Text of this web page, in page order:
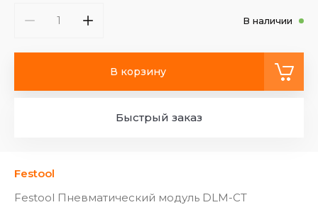
Festool
Festool Пневматический модуль DLM-CT
В наличии
В корзину
Быстрый заказ